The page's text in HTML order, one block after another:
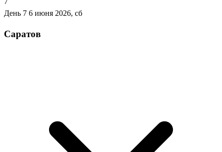
День 7 6 июня 2026, сб
Саратов